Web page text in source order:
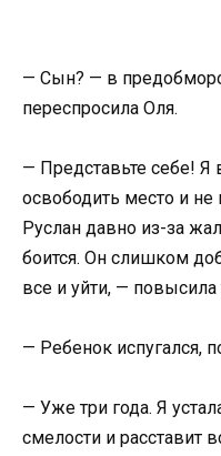
— Сын? — в
переспросила Оля.
— Представьте себе!
освободить место и
Руслан давно из-за
боится. Он слишком
все и уйти, —
— Ребенок испугался,
— Уже три года. Я
смелости и расставит